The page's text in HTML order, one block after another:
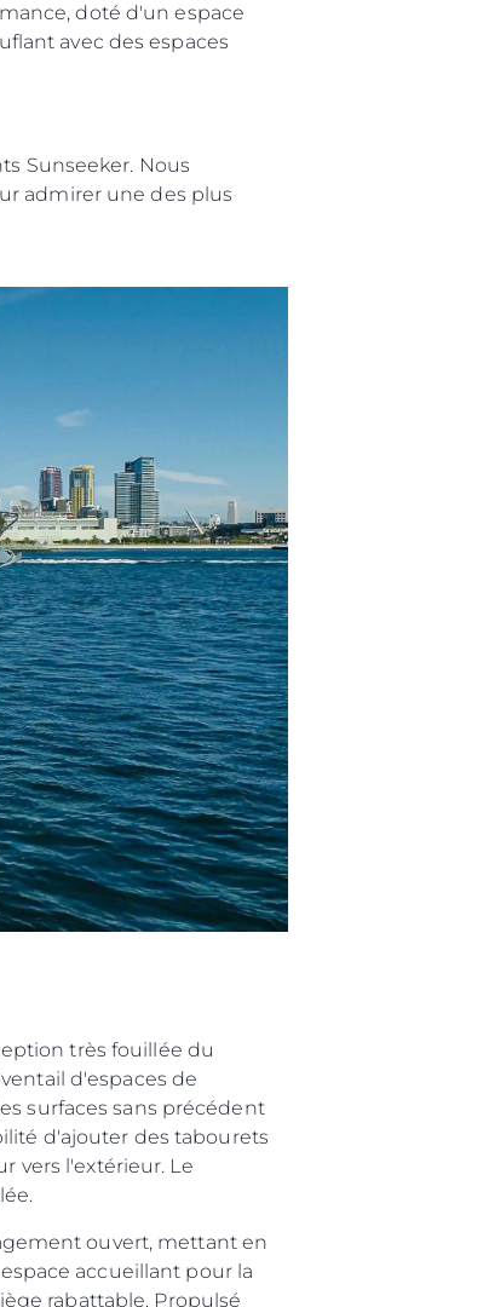
doté d'un espace
avec des espaces
ou famille".
a ajouté :
Sunseeker. Nous
admirer une des plus
très fouillée du
d'espaces de
surfaces sans précédent
d'ajouter des tabourets
vers l'extérieur. Le
ouvert, mettant en
accueillant pour la
rabattable. Propulsé